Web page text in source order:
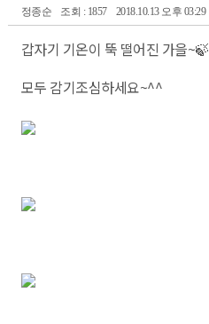
정종순 조회 : 1857 2018.10.13 오후 03:29
갑자기 기온이 뚝 떨어진 가을~🍃
모두 감기조심하세요~^^